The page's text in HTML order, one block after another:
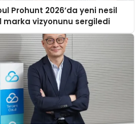
Prohunt 2026’da yeni nesil
marka vizyonunu sergiledi